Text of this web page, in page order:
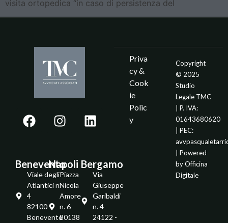
visita ortopedica “in caso di persistenza del
Benevento
Viale degli
Atlantici n.
4
82100 -
Benevento
Napoli
Piazza
Nicola
Amore
n. 6
80138
Bergamo
Via
Giuseppe
Garibaldi
n. 4
24122 -
Priva
cy &
Cook
ie
Polic
y
Copyright
© 2025
Studio
Legale TMC
| P. IVA:
01643680620
| PEC:
| Powered
byOfficina
Digitale